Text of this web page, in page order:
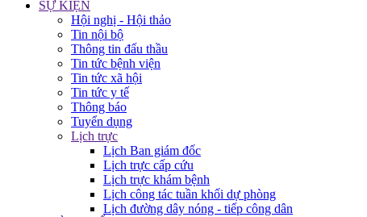
SỰ KIỆN
Hội nghị - Hội thảo
Tin nội bộ
Thông tin đấu thầu
Tin tức bệnh viện
Tin tức xã hội
Tin tức y tế
Thông báo
Tuyển dụng
Lịch trực
Lịch Ban giám đốc
Lịch trực cấp cứu
Lịch trực khám bệnh
Lịch công tác tuần khối dự phòng
Lịch đường dây nóng - tiếp công dân